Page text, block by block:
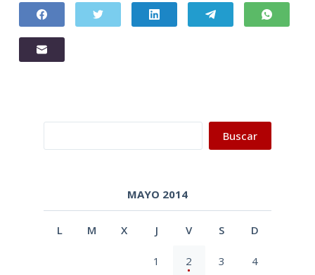
Buscar
MAYO 2014
L M X J V S D
1 2 3 4